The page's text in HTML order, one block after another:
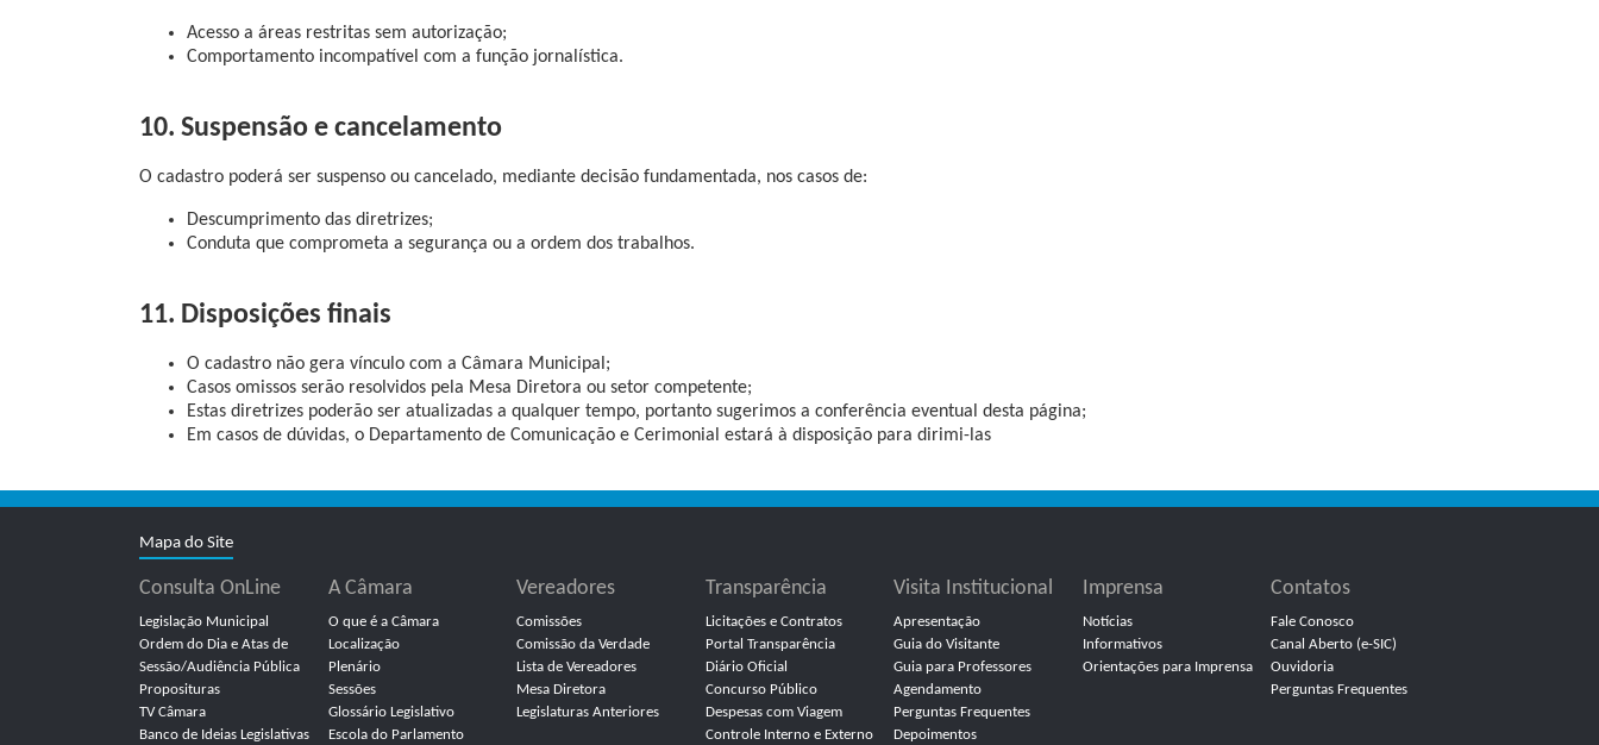
Acesso a áreas restritas sem autorização;
Comportamento incompatível com a função jornalística.
10. Suspensão e cancelamento
O cadastro poderá ser suspenso ou cancelado, mediante decisão fundamentada, nos casos de:
Descumprimento das diretrizes;
Conduta que comprometa a segurança ou a ordem dos trabalhos.
11. Disposições finais
O cadastro não gera vínculo com a Câmara Municipal;
Casos omissos serão resolvidos pela Mesa Diretora ou setor competente;
Estas diretrizes poderão ser atualizadas a qualquer tempo, portanto sugerimos a conferência eventual desta página;
Em casos de dúvidas, o Departamento de Comunicação e Cerimonial estará à disposição para dirimi-las
Mapa do Site
Consulta OnLine
Legislação Municipal
Ordem do Dia e Atas de
Sessão/Audiência Pública
Proposituras
TV Câmara
Banco de Ideias Legislativas
A Câmara
O que é a Câmara
Localização
Plenário
Sessões
Glossário Legislativo
Escola do Parlamento
Vereadores
Comissões
Comissão da Verdade
Lista de Vereadores
Mesa Diretora
Legislaturas Anteriores
Transparência
Licitações e Contratos
Portal Transparência
Diário Oficial
Concurso Público
Despesas com Viagem
Controle Interno e Externo
Visita Institucional
Apresentação
Guia do Visitante
Guia para Professores
Agendamento
Perguntas Frequentes
Depoimentos
Imprensa
Notícias
Informativos
Orientações para Imprensa
Contatos
Fale Conosco
Canal Aberto (e-SIC)
Ouvidoria
Perguntas Frequentes